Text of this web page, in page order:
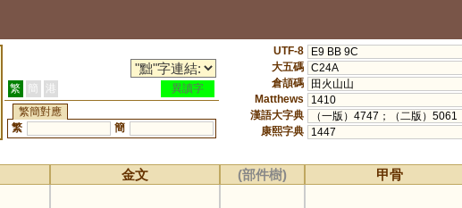
繁 簡 港
異讀字
繁簡對應
繁
簡
UTF-8
E9 BB 9C
大五碼 C24A
倉頡碼
田火山山
Matthews
1410
漢語大字典
（一版）4747；（二版）5061
康熙字典
1447
金文 (部件樹) 甲骨